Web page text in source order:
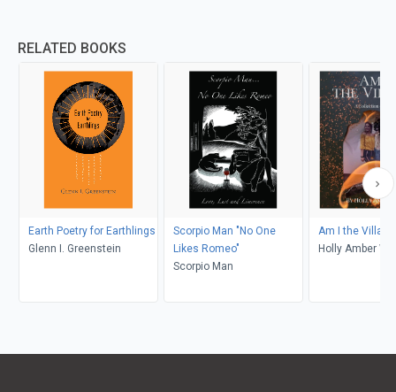
RELATED BOOKS
Earth Poetry for Earthlings
Glenn I. Greenstein
Scorpio Man "No One
Likes Romeo"
Scorpio Man
Am I the Villain?
Holly Amber